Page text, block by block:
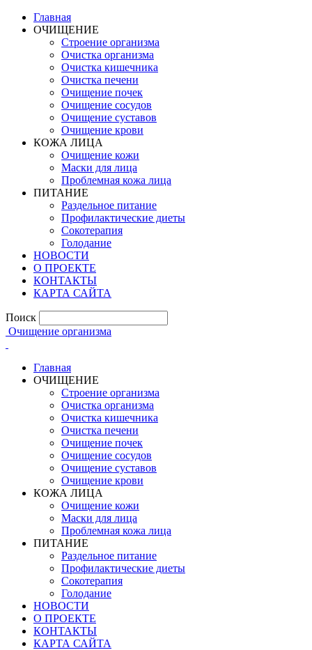
Главная
ОЧИЩЕНИЕ
Строение организма
Очистка организма
Очистка кишечника
Очистка печени
Очищение почек
Очищение сосудов
Очищение суставов
Очищение крови
КОЖА ЛИЦА
Очищение кожи
Маски для лица
Проблемная кожа лица
ПИТАНИЕ
Раздельное питание
Профилактические диеты
Сокотерапия
Голодание
НОВОСТИ
О ПРОЕКТЕ
КОНТАКТЫ
КАРТА САЙТА
Поиск
Очищение организма
Главная
ОЧИЩЕНИЕ
Строение организма
Очистка организма
Очистка кишечника
Очистка печени
Очищение почек
Очищение сосудов
Очищение суставов
Очищение крови
КОЖА ЛИЦА
Очищение кожи
Маски для лица
Проблемная кожа лица
ПИТАНИЕ
Раздельное питание
Профилактические диеты
Сокотерапия
Голодание
НОВОСТИ
О ПРОЕКТЕ
КОНТАКТЫ
КАРТА САЙТА